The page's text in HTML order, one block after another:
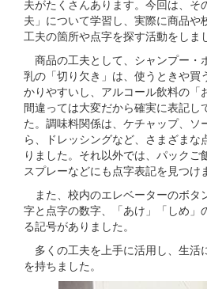
夫がたくさんあります。今回は、そ
夫」について学習し、実際に商品や
工夫の箇所や点字を探す活動をしま
商品の工夫として、シャンプー・
乳の「切り欠き」は、使うときや買
かりやすいし、アルコール飲料の「
間違っては大変だから確実に表記し
た。調味料関係は、ケチャップ、ソ
ら、ドレッシングなど、さまざまな
りました。それ以外では、パックご
スプレーなどにも点字表記を見つけ
また、校内のエレベーターのボタ
字と点字の数字、「あけ」「しめ」
る記号がありました。
多くの工夫を上手に活用し、生活
を持ちました。